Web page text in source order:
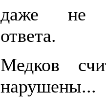
даже не
ответа.
Медков
нарушены...